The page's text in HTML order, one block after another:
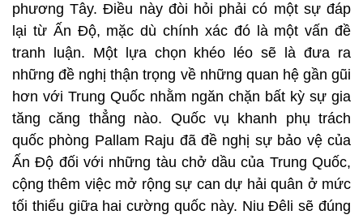
phương Tây. Điều này đòi hỏi phải có một sự đáp
lại từ Ấn Độ, mặc dù chính xác đó là một vấn đề
tranh luận. Một lựa chọn khéo léo sẽ là đưa ra
những đề nghị thận trọng về những quan hệ gần gũi
hơn với Trung Quốc nhằm ngăn chặn bất kỳ sự gia
tăng căng thẳng nào. Quốc vụ khanh phụ trách
quốc phòng Pallam Raju đã đề nghị sự bảo vệ của
Ấn Độ đối với những tàu chở dầu của Trung Quốc,
cộng thêm việc mở rộng sự can dự hải quân ở mức
tối thiểu giữa hai cường quốc này. Niu Đêli sẽ đúng